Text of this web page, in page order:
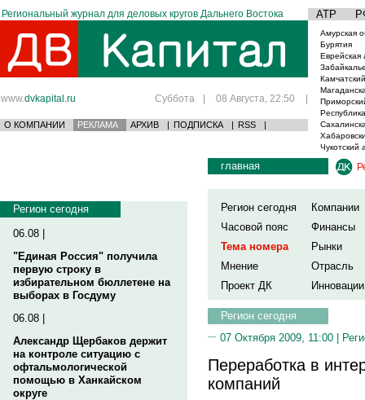
Региональный журнал для деловых кругов Дальнего Востока АТР
www.dvkapital.ru Суббота | 08 Августа, 22:50 |
О КОМПАНИИ РЕКЛАМА АРХИВ | ПОДПИСКА | RSS |
Амурская
Бурятия
Еврейская
Чукотский
Регион сегодня
06.08 |
"Единая Россия" получила
первую строку в
избирательном бюллетене на
выборах в Госдуму
06.08 |
Александр Щербаков держит
на контроле ситуацию с
офтальмологической
помощью в Ханкайском
округе
главная
Регион сегодня
Компании
Часовой пояс
Финансы
Тема номера
Рынки
Мнение
Отрасль
Проект ДК
Инновации
Регион сегодня
07 Октября 2009, 11:00 |
Переработка в
компаний